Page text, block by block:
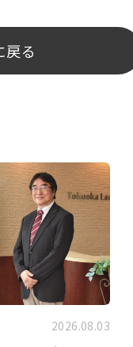
戻る
2026.08.03